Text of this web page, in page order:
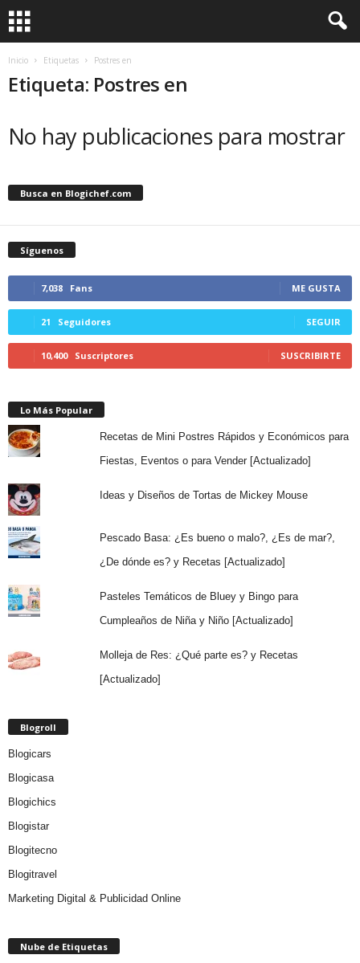
Inicio Etiquetas Postres en
Etiqueta: Postres en
No hay publicaciones para mostrar
Busca en Blogichef.com
Síguenos
7,038 Fans ME GUSTA
21 Seguidores SEGUIR
10,400 Suscriptores SUSCRIBIRTE
Lo Más Popular
Recetas de Mini Postres Rápidos y Económicos para
Fiestas, Eventos o para Vender [Actualizado]
Ideas y Diseños de Tortas de Mickey Mouse
Pescado Basa: ¿Es bueno o malo?, ¿Es de mar?,
¿De dónde es? y Recetas [Actualizado]
Pasteles Temáticos de Bluey y Bingo para
Cumpleaños de Niña y Niño [Actualizado]
Molleja de Res: ¿Qué parte es? y Recetas
[Actualizado]
Blogroll
Blogicars
Blogicasa
Blogichics
Blogistar
Blogitecno
Blogitravel
Marketing Digital & Publicidad Online
Nube de Etiquetas